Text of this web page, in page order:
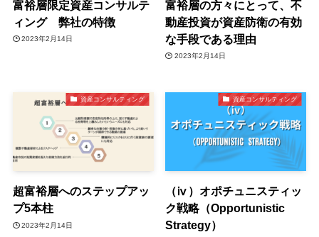
富裕層限定資産コンサルテ
ィング 弊社の特徴
2023年2月14日
富裕層の方々にとって、不
動産投資が資産防衛の有効
な手段である理由
2023年2月14日
資産コンサルティング
超富裕層へのステップアッ
プ5本柱
2023年2月14日
資産コンサルティング
（ⅳ）オポチュニスティッ
ク戦略（Opportunistic
Strategy）